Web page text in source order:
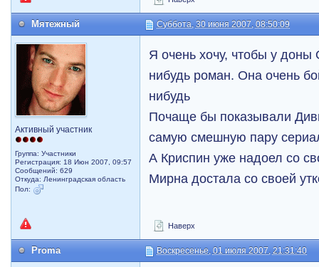
Мятежный Суббота, 30 июня 2007, 08:50:09
Активный участник
Группа: Участники
Регистрация: 18 Июн 2007, 09:57
Сообщений: 629
Откуда: Ленинградская область
Пол:
Я очень хочу, чтобы у
нибудь роман. Она очень
нибудь
Почаще бы показывали
самую смешную пару
А Криспин уже надоел со
Мирна достала со своей
Наверх
Proma Воскресенье, 01 июля 2007, 21:31:40